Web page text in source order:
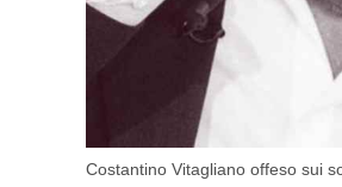
Costantino Vitagliano offeso sui